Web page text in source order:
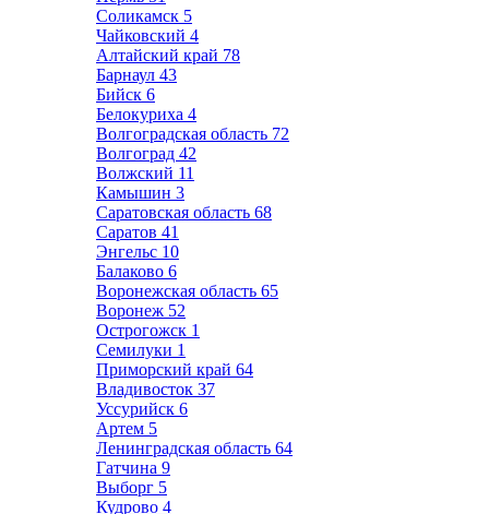
Соликамск 5
Чайковский 4
Алтайский край 78
Барнаул 43
Бийск 6
Белокуриха 4
Волгоградская область 72
Волгоград 42
Волжский 11
Камышин 3
Саратовская область 68
Саратов 41
Энгельс 10
Балаково 6
Воронежская область 65
Воронеж 52
Острогожск 1
Семилуки 1
Приморский край 64
Владивосток 37
Уссурийск 6
Артем 5
Ленинградская область 64
Гатчина 9
Выборг 5
Кудрово 4